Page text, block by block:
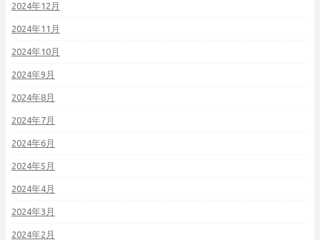
2024年12月
2024年11月
2024年10月
2024年9月
2024年8月
2024年7月
2024年6月
2024年5月
2024年4月
2024年3月
2024年2月